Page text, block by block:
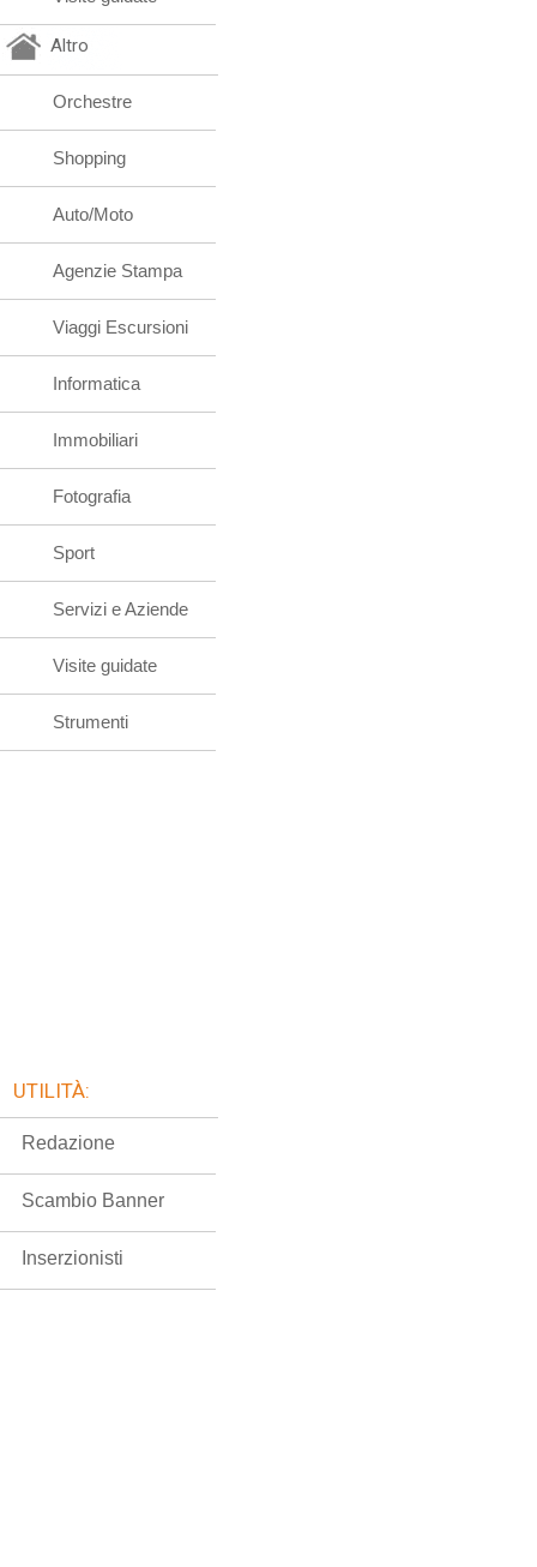
Altro
Orchestre
Shopping
Auto/Moto
Agenzie Stampa
Viaggi Escursioni
Informatica
Immobiliari
Fotografia
Sport
Servizi e Aziende
Visite guidate
Strumenti
UTILITÀ:
Redazione
Scambio Banner
Inserzionisti